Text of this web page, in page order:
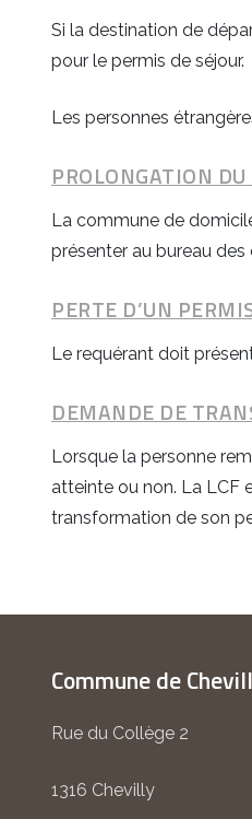
Si la destination de
pour le permis de séjour.
Les personnes
PROLONGATION
La commune de
présenter au bureau
PERTE D’UN
Le requérant doit
DEMANDE DE
Lorsque la personne
atteinte ou non. La LCF
transformation de son
Commune de
Rue du Collège 2
1316 Chevilly